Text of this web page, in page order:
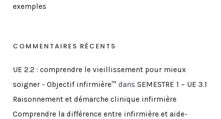
exemples
COMMENTAIRES RÉCENTS
UE 2.2 : comprendre le vieillissement pour mieux
soigner - Objectif infirmière™ dans SEMESTRE 1 – UE 3.1
Raisonnement et démarche clinique infirmière
Comprendre la différence entre infirmière et aide-